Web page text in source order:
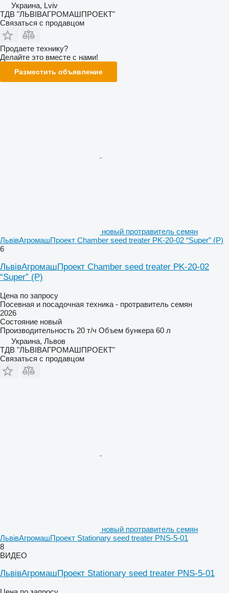
Украина, Lviv
ТДВ "ЛЬВІВАГРОМАШПРОЕКТ"
Связаться с продавцом
Продаете технику?
Делайте это вместе с нами!
Разместить объявление
новый протравитель семян
ЛьвівАгромашПроект Chamber seed treater PK-20-02 “Super” (P)
6
ЛьвівАгромашПроект Chamber seed treater PK-20-02
“Super” (P)
Цена по запросу
Посевная и посадочная техника - протравитель семян
2026
Состояние новый
Производительность 20 т/ч Объем бункера 60 л
Украина, Львов
ТДВ "ЛЬВІВАГРОМАШПРОЕКТ"
Связаться с продавцом
новый протравитель семян
ЛьвівАгромашПроект Stationary seed treater PNS-5-01
8
ВИДЕО
ЛьвівАгромашПроект Stationary seed treater PNS-5-01